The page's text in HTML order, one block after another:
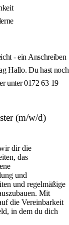
- ein Anschreiben
Hallo. Du hast noch
unter 0172 63 19
(m/w/d)
dir die
das
und
und regelmäßige
Mit
die Vereinbarkeit
in dem du dich